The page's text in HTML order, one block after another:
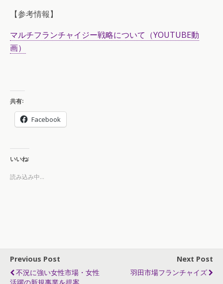
【参考情報】
マルチフランチャイジー戦略について（YOUTUBE動
画）
共有:
Facebook
いいね:
読み込み中...
Previous Post
不況に強い女性市場・女性
Next Post
羽田市場フランチャイズ